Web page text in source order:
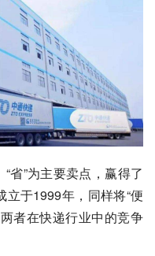
省”为主要卖点，赢得了
于1999年，同样将“便
者在快递行业中的竞争